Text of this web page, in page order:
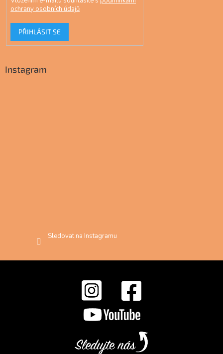
ochrany osobních údajů
PŘIHLÁSIT SE
Instagram
Sledovat na Instagramu